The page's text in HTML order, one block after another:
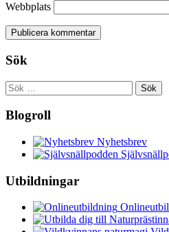
Webbplats
Sök
Sök
efter:
Blogroll
Nyhetsbrev
Utbildningar